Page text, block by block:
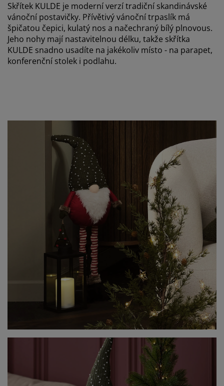
Skřítek KULDE je moderní verzí tradiční skandinávské
vánoční postavičky. Přívětivý vánoční trpaslík má
špičatou čepici, kulatý nos a načechraný bílý plnovous.
Jeho nohy mají nastavitelnou délku, takže skřítka
KULDE snadno usadíte na jakékoliv místo - na parapet,
konferenční stolek i podlahu.